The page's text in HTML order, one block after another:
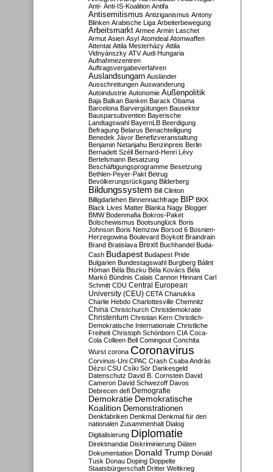
Anti- Anti-IS-Koalition Antifa
Antisemitismus Antiziganismus Antony
Blinken Arabische Liga Arbeiterbewegung
Arbeitsmarkt Armee Armin Laschet
Armut Asien Asyl Atomdeal Atomwaffen
Attentat Attila Mesterházy Attila
Vidnyánszky ATV Audi Hungaria
Aufnahmezentren
Auftragsvergabeverfahren
Auslandsungarn Ausländer
Ausschreitungen Auswanderung
Autoindustrie Autonomie Außenpolitik
Baja Balkan Banken Barack Obama
Barcelona Barvergütungen Bausektor
Bausparsubvention Bayerische
Landtagswahl BayernLB Beerdigung
Befragung Belarus Benachteiligung
Benedek Jávor Benefizveranstaltung
Benjamin Netanjahu Benzinpreis Berlin
Bernadett Széll Bernard-Henri Lévy
Bertelsmann Besatzung
Beschäftigungsprogramme Besetzung
Bethlen-Peyer-Pakt Betrug
Bevölkerungsrückgang Bilderberg
Bildungssystem Bill Clinton
Billigdarlehen Binnennachfrage BIP BKK
Black Lives Matter Blanka Nagy Blogger
BMW Bodenmafia Bokros-Paket
Bolschewismus Bootsunglück Boris
Johnson Boris Nemzow Borsod 6 Bosnien-
Herzegowina Boulevard Boykott Braindrain
Brand Bratislava Brexit Buchhandel Buda-
Cash Budapest Budapest Pride
Bulgarien Bundestagswahl Burgberg Bálint
Hóman Béla Biszku Béla Kovács Béla
Markó Bündnis Calais Cannon Hinnant Carl
Schmitt CDU Central European
University (CEU) CETA Chanukka
Charlie Hebdo Charlottesville Chemnitz
China Christchurch Christdemokratie
Christentum Christian Kern Christlich-
Demokratische Internationale Christliche
Freiheit Christoph Schönborn CIA Coca-
Cola Colleen Bell Comingout Conchita
Wurst corona Coronavirus
Corvinus-Uni CPAC Crash Csaba András
Dézsi CSU Csíki Sör Dankesgeld
Datenschutz David B. Cornstein David
Cameron David Schwezoff Davos
Debrecen defi Demografie
Demokratie Demokratische
Koalition Demonstrationen
Denkfabriken Denkmal Denkmal für den
nationalen Zusammenhalt Dialog
Digitalisierung Diplomatie
Direktmandat Diskriminierung Diäten
Dokumentation Donald Trump Donald
Tusk Donau Doping Doppelte
Staatsbürgerschaft Dritter Weltkrieg